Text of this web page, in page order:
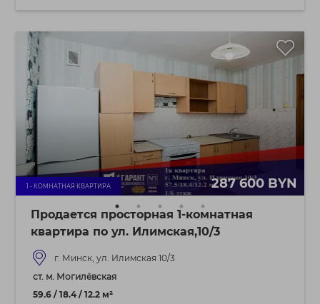
1 - КОМНАТНАЯ КВАРТИРА 287 600 BYN
Продается просторная 1-комнатная
квартира по ул. Илимская,10/3
г. Минск, ул. Илимская 10/3
ст. м. Могилёвская
59.6 / 18.4 / 12.2 м²